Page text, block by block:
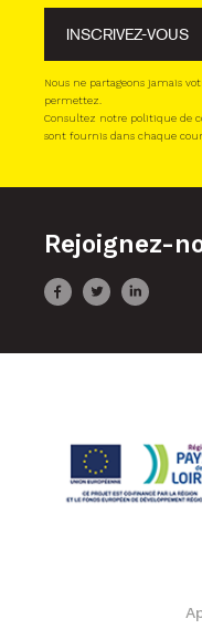
INSCRIVEZ-VOUS
Nous ne partageons jamais
permettez.
Consultez notre politique de
sont fournis dans chaque
Rejoignez-